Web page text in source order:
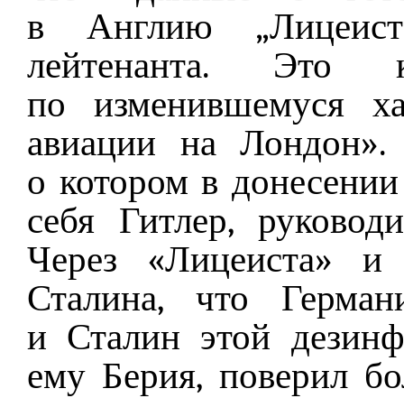
в Англию
лейтенанта. Это
по изменившемуся
авиации на Лондон».
о котором в
себя Гитлер,
Через «Лицеиста» и
Сталина, что
и Сталин этой
ему Берия, поверил